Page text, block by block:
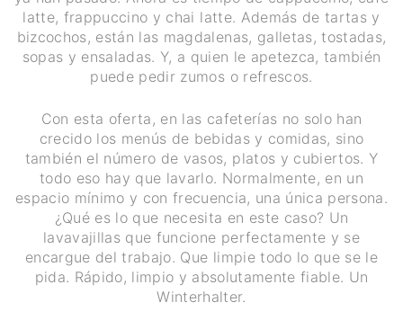
latte, frappuccino y chai latte. Además de tartas y
bizcochos, están las magdalenas, galletas, tostadas,
sopas y ensaladas. Y, a quien le apetezca, también
puede pedir zumos o refrescos.
Con esta oferta, en las cafeterías no solo han
crecido los menús de bebidas y comidas, sino
también el número de vasos, platos y cubiertos. Y
todo eso hay que lavarlo. Normalmente, en un
espacio mínimo y con frecuencia, una única persona.
¿Qué es lo que necesita en este caso? Un
lavavajillas que funcione perfectamente y se
encargue del trabajo. Que limpie todo lo que se le
pida. Rápido, limpio y absolutamente fiable. Un
Winterhalter.